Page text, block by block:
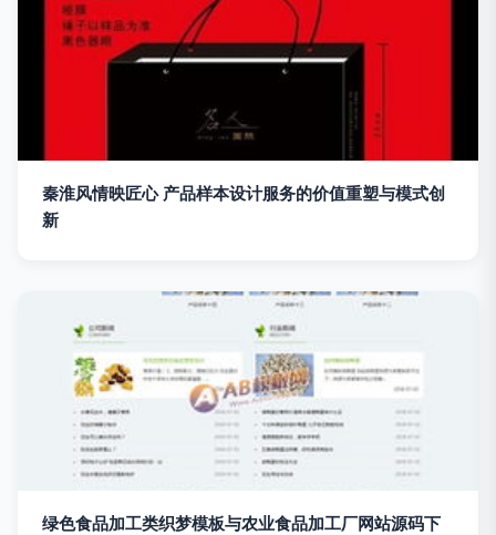
秦淮风情映匠心 产品样本设计服务的价值重塑与模式创
新
绿色食品加工类织梦模板与农业食品加工厂网站源码下